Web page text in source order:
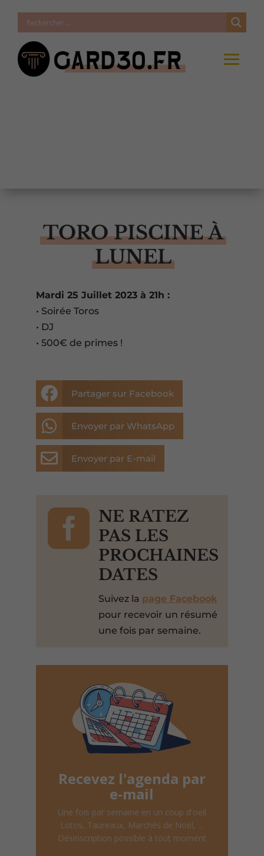
TORO PISCINE À
LUNEL
Mardi 25 Juillet 2023 à 21h :
• Soirée Toros
• DJ
• 500€ de primes !
 Partager sur Facebook
 Envoyer par WhatsApp
 Envoyer par E-mail

NE RATEZ
PAS LES
PROCHAINES
DATES
Suivez la page Facebook
pour recevoir un résumé
une fois par semaine.
Recevez l'agenda par
e-mail
Une fois par semaine en un coup d'oeil
Lotos, Taureaux, Marchés de Noël, ...
Désinscription possible à tout moment